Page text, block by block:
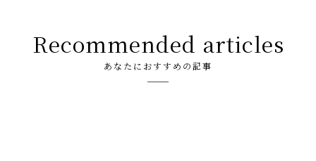
Recommended articles
あなたにおすすめの記事